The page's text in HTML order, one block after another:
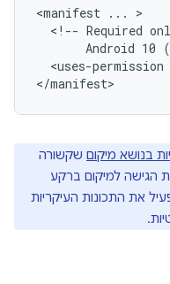
<manifest ...
<!-- Required
Android 10
<uses-permission
בנושא מיקום שקשורה
הגישה למיקום ברקע
את התכונות העיקריות